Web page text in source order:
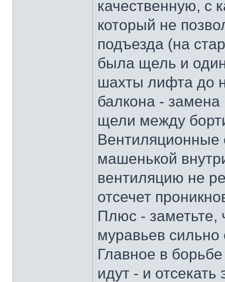
качественную, с
который не
подъезда (на
была щель и
шахты лифта до
балкона -
щели между
Вентиляционные
машенькой
вентиляцию не
отсечет
Плюс - заметьте,
муравьев
Главное в
идут - и отсекать